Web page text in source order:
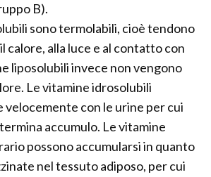
B).
sono termolabili, cioè tendono
calore, alla luce e al contatto con
liposolubili invece non vengono
Le vitamine idrosolubili
velocemente con le urine per cui
accumulo. Le vitamine
possono accumularsi in quanto
nel tessuto adiposo, per cui